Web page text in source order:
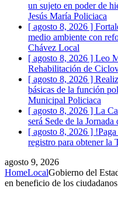
un sujeto en poder de
Jesús María Policiaca
[ agosto 8, 2026 ]
medio ambiente con
Chávez Local
[ agosto 8, 2026 ] Leo
Rehabilitación de
[ agosto 8, 2026 ]
básicas de la función
Municipal Policiaca
[ agosto 8, 2026 ] La
será Sede de la
[ agosto 8, 2026 ]
registro para obtener la
agosto 9, 2026
HomeLocalGobierno del
en beneficio de los